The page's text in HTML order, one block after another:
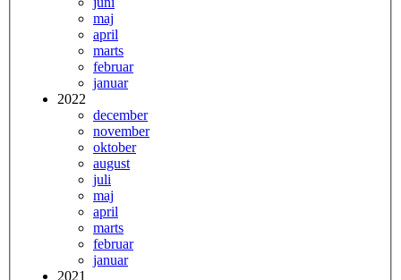
maj
april
marts
februar
januar
2022
december
november
oktober
august
juli
maj
april
marts
februar
januar
2021